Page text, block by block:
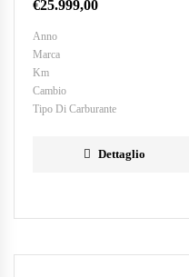
€25.999,00
Anno
Marca
Km
Cambio
Tipo Di Carburante
Dettaglio